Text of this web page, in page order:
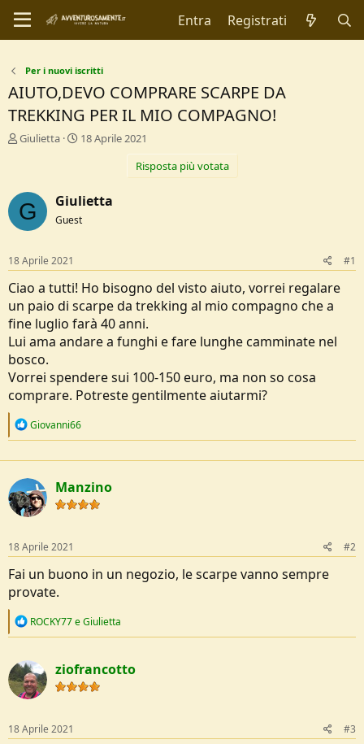
Entra Registrati
Per i nuovi iscritti
AIUTO,DEVO COMPRARE SCARPE DA
TREKKING PER IL MIO COMPAGNO!
C
t
o
r
D
i
s
u
s
s
i
o
n
e
Giulietta
D
d
i
I
z
18 Aprile 2021
Risposta più votata
G Giulietta
Guest
18 Aprile 2021 #1
Ciao a tutti! Ho bisogno del visto aiuto, vorrei regalare
un paio di scarpe da trekking al mio compagno che a
fine luglio farà 40 anni.
Lui ama andare a funghi e fare lunghe camminate nel
bosco.
Vorrei spendere sui 100-150 euro, ma non so cosa
comprare. Potreste gentilmente aiutarmi?
R
c
t
i
o
n
Giovanni66
Manzino
18 Aprile 2021 #2
Fai un buono in un negozio, le scarpe vanno sempre
provate.
R
c
t
i
o
s
:
ROCKY77eGiulietta
ziofrancotto
18 Aprile 2021 #3